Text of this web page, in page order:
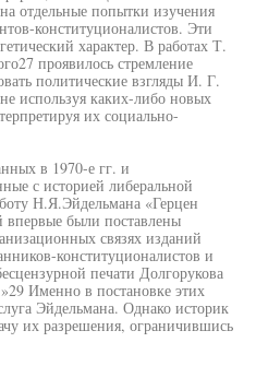
отдельные попытки изучения
конституционалистов. Эти
характер. В работах Т.
проявилось стремление
политические взгляды И. Г.
используя каких-либо новых
их социально-
в 1970-е гг. и
с историей либеральной
Н.Я.Эйдельмана «Герцен
были поставлены
связях изданий
конституционалистов и
печати Долгорукова
Именно в постановке этих
Эйдельмана. Однако историк
их разрешения, ограничившись